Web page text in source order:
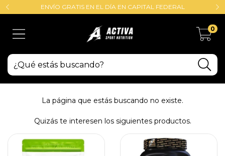
ENVÍO GRATIS EN EL DÍA EN CAPITAL FEDERAL
0
La página que estás buscando no existe.
Quizás te interesen los siguientes productos.